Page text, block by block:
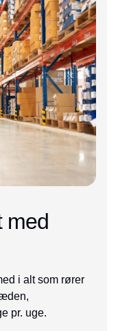
med
i alt som rører
pr. uge.